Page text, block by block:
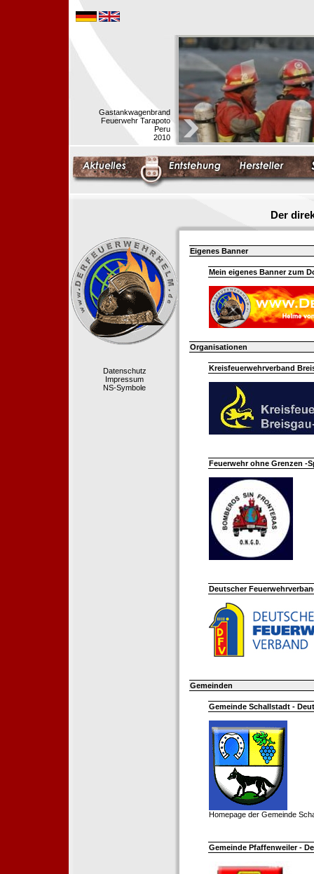
Gastankwagenbrand
Feuerwehr Tarapoto
Peru
2010
Der
Datenschutz
Impressum
NS-Symbole
Eigenes Banner
Mein eigenes Banner zum
Organisationen
Kreisfeuerwehrverband
Feuerwehr ohne Grenzen -
Deutscher
Gemeinden
Gemeinde Schallstadt -
Homepage der Gemeinde
Gemeinde Pfaffenweiler -